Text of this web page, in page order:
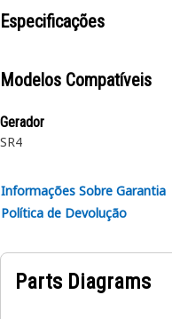
Especificações
Modelos Compatíveis
Gerador
SR4
Informações Sobre Garantia
Política de Devolução
Parts Diagrams